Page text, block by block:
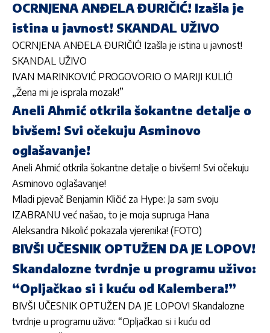
OCRNJENA ANĐELA ĐURIČIĆ! Izašla je
istina u javnost! SKANDAL UŽIVO
OCRNJENA ANĐELA ĐURIČIĆ! Izašla je istina u javnost!
SKANDAL UŽIVO
IVAN MARINKOVIĆ PROGOVORIO O MARIJI KULIĆ!
„Žena mi je isprala mozak!”
Aneli Ahmić otkrila šokantne detalje o
bivšem! Svi očekuju Asminovo
oglašavanje!
Aneli Ahmić otkrila šokantne detalje o bivšem! Svi očekuju
Asminovo oglašavanje!
Mladi pjevač Benjamin Kličić za Hype: Ja sam svoju
IZABRANU već našao, to je moja supruga Hana
Aleksandra Nikolić pokazala vjerenika! (FOTO)
BIVŠI UČESNIK OPTUŽEN DA JE LOPOV!
Skandalozne tvrdnje u programu uživo:
“Opljačkao si i kuću od Kalembera!”
BIVŠI UČESNIK OPTUŽEN DA JE LOPOV! Skandalozne
tvrdnje u programu uživo: “Opljačkao si i kuću od